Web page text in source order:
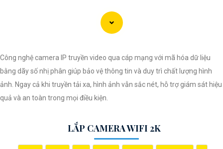
Với tính năng chống nhiễu 3D DNR camera sẽ giúp bạn quan sát được
hình ảnh chất lượng cao, đặc biệt trong các điều kiện ánh sáng yếu hoặc
sát trở nên dễ dàng và chính xác hơn.
Công nghệ camera IP truyền video qua cáp mạng với mã hóa dữ liệu
bằng dãy số nhị phân giúp bảo vệ thông tin và duy trì chất lượng hình
ảnh. Ngay cả khi truyền tải xa, hình ảnh vẫn sắc nét, hỗ trợ giám sát hiệu
quả và an toàn trong mọi điều kiện.
LẮP CAMERA WIFI 2K